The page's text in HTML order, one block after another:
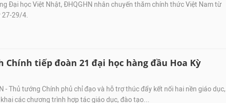
Đại học Việt Nhật, ĐHQGHN nhân chuyến thăm chính thức Việt Nam từ
27-29/4.
tiếp đoàn 21 đại học hàng đầu Hoa Kỳ
- Thủ tướng Chính phủ chỉ đạo và hỗ trợ thúc đẩy kết nối hai nền giáo dục,
các chương trình hợp tác giáo dục, đào tạo...